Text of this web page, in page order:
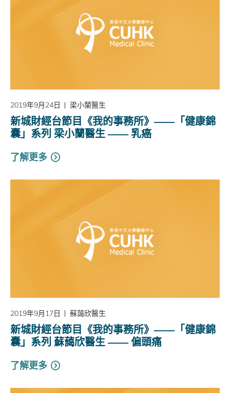
2019年9月24日 梁小蘭醫生
新城財經台節目《我的事務所》——「健康錦
囊」系列 梁小蘭醫生 —— 乳癌
了解更多
2019年9月17日 蘇藹欣醫生
新城財經台節目《我的事務所》——「健康錦
囊」系列 蘇藹欣醫生 —— 偏頭痛
了解更多